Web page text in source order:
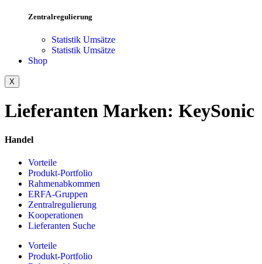
Zentralregulierung
Statistik Umsätze
Statistik Umsätze
Shop
X
Lieferanten Marken: KeySonic
Handel
Vorteile
Produkt-Portfolio
Rahmenabkommen
ERFA-Gruppen
Zentralregulierung
Kooperationen
Lieferanten Suche
Vorteile
Produkt-Portfolio